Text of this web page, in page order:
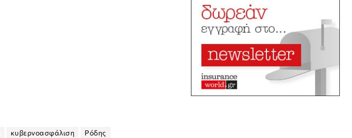
κυβερνοασφάλιση Ρόδης